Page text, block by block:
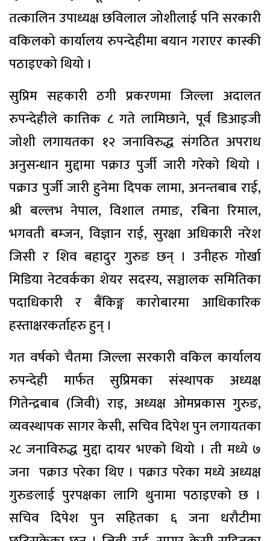
तत्कालिन उपाध्यक्ष छविलाल जोशीलाई पनि सरकारी
वकिलको कार्यालय रुपन्देहीमा बयान गराएर कास्की
पठाइएको थियो ।
सुप्रिम सहकारी ठगी प्रकरणमा जिल्ला अदालत
रुपन्देहीले कात्तिक ८ गते लामिछाने, पूर्व डिआइजी
जोशी लगायतका १२ जनाविरुद्ध संगठित अपराध
अनुसन्धान मुद्दामा पक्राउ पुर्जी जारी गरेको थियो ।
पक्राउ पुर्जी जारी हुनेमा दिपक लामा, अनन्तबाब राई,
श्री बल्लभ नेपाल, विशाल तमाङ, रबिना रिमाल,
भगवती बम्जन, विज्ञान राई, सुरक्षा अधिकारी नरेश
जिसी र शिव बहादुर गुरुङ छन् । उनीहरु गोर्खा
मिडिया नेटवर्कका शेयर सदस्य, सञ्चालक समितिका
पदाधिकारी र बैंकिङ्ग कारोबारमा आधिकारिक
हस्ताक्षरकर्ताहरु हुन् ।
गत वर्षको चैतमा जिल्ला सरकारी वकिल कार्यालय
रुपन्देही मार्फत सुप्रिमका संस्थापक अध्यक्ष
गितेन्द्रबाब (जिवी) राइ, अध्यक्ष ओमप्रकास गुरुङ,
व्यवस्थापक सागर केसी, सचिव दिपेश पुन लगायतका
२८ जनाविरुद्ध मुद्दा दायर भएको थियो । ती मध्ये ७
जना पक्राउ परेका थिए । पक्राउ परेका मध्ये अध्यक्ष
गुरुङलाई पुरपक्षका लागि थुनामा पठाइएको छ ।
सचिव दिपेश पुन सहितका ६ जना धरौटीमा